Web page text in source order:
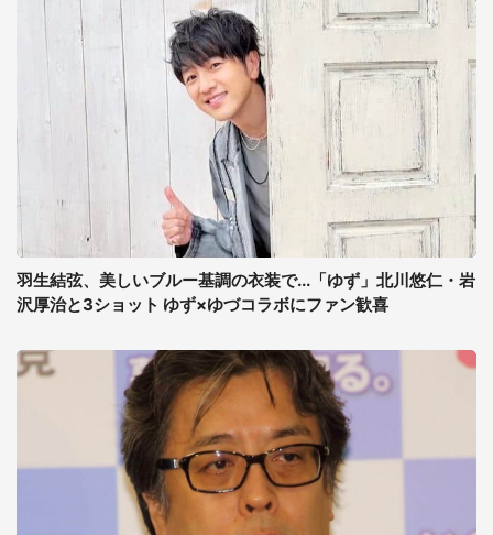
羽生結弦、美しいブルー基調の衣装で...「ゆず」北川悠仁・岩
沢厚治と3ショット ゆず×ゆづコラボにファン歓喜